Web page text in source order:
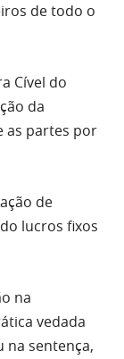
de todo o
Cível do
da
as partes por
de
lucros fixos
na
vedada
na sentença,